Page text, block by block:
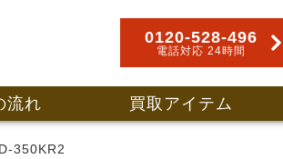
0120-528-496
電話対応 24時間
流れ 買取アイテム
350KR2